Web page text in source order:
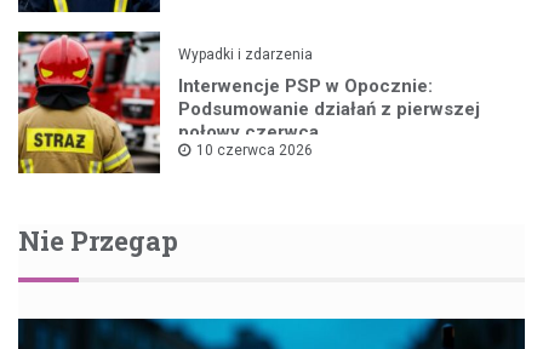
Wypadki i zdarzenia
Interwencje PSP w Opocznie:
Podsumowanie działań z pierwszej
połowy czerwca
10 czerwca 2026
Nie Przegap